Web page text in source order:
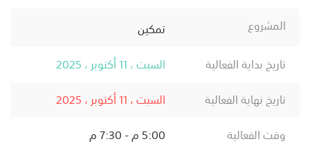
المشروع
تمكين
تاريخ بداية الفعالية
السبت ، 11 أكتوبر ، 2025
تاريخ نهاية الفعالية
السبت ، 11 أكتوبر ، 2025
وقت الفعالية
5:00 م - 7:30 م